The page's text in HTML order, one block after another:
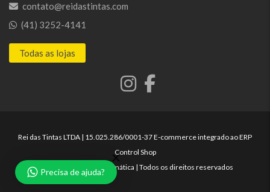
Precisa de ajuda?
contato@reidastintas.com
(41) 3252-4141
Todas as lojas
Rei das Tintas LTDA | 15.025.286/0001-37 E-commerce integrado ao ERP
Control Shop
© 2025 Max Scalla Informática | Todos os direitos reservados